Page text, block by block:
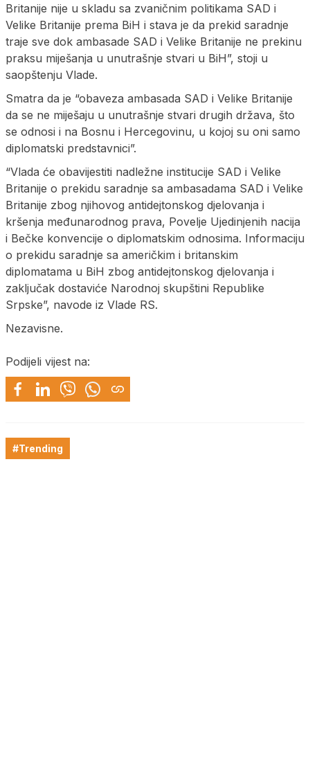
Britanije nije u skladu sa zvaničnim politikama SAD i
Velike Britanije prema BiH i stava je da prekid saradnje
traje sve dok ambasade SAD i Velike Britanije ne prekinu
praksu miješanja u unutrašnje stvari u BiH”, stoji u
saopštenju Vlade.
Smatra da je “obaveza ambasada SAD i Velike Britanije
da se ne miješaju u unutrašnje stvari drugih država, što
se odnosi i na Bosnu i Hercegovinu, u kojoj su oni samo
diplomatski predstavnici”.
“Vlada će obavijestiti nadležne institucije SAD i Velike
Britanije o prekidu saradnje sa ambasadama SAD i Velike
Britanije zbog njihovog antidejtonskog djelovanja i
kršenja međunarodnog prava, Povelje Ujedinjenih nacija
i Bečke konvencije o diplomatskim odnosima. Informaciju
o prekidu saradnje sa američkim i britanskim
diplomatama u BiH zbog antidejtonskog djelovanja i
zaključak dostaviće Narodnoj skupštini Republike
Srpske”, navode iz Vlade RS.
Nezavisne.
Podijeli vijest na:
#Trending